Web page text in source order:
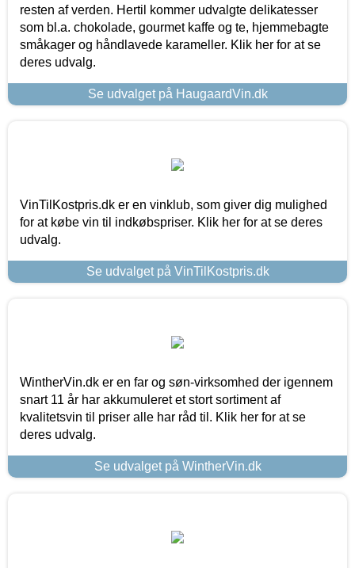
resten af verden. Hertil kommer udvalgte delikatesser
som bl.a. chokolade, gourmet kaffe og te, hjemmebagte
småkager og håndlavede karameller. Klik her for at se
deres udvalg.
Se udvalget på HaugaardVin.dk
VinTilKostpris.dk er en vinklub, som giver dig mulighed
for at købe vin til indkøbspriser. Klik her for at se deres
udvalg.
Se udvalget på VinTilKostpris.dk
WintherVin.dk er en far og søn-virksomhed der igennem
snart 11 år har akkumuleret et stort sortiment af
kvalitetsvin til priser alle har råd til. Klik her for at se
deres udvalg.
Se udvalget på WintherVin.dk